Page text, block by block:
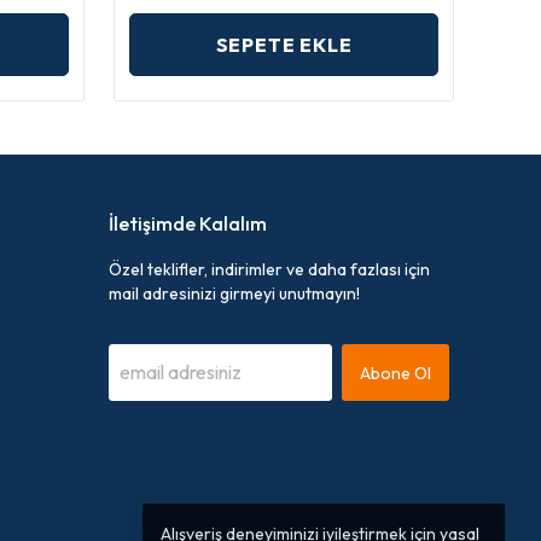
Alışveriş deneyiminizi iyileştirmek için yasal
SEPETE EKLE
İletişimde Kalalım
Özel teklifler, indirimler ve daha fazlası için
mail adresinizi girmeyi unutmayın!
Abone Ol